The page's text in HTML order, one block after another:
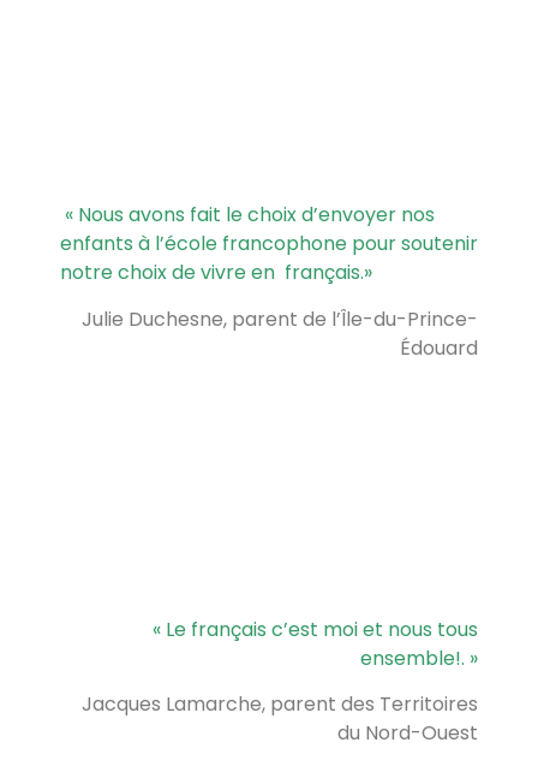
« Nous avons fait le choix d’envoyer nos
enfants à l’école francophone pour soutenir
notre choix de vivre en français.»
Julie Duchesne, parent de l’Île-du-Prince-
Édouard
« Le français c’est moi et nous tous
ensemble!. »
Jacques Lamarche, parent des Territoires
du Nord-Ouest